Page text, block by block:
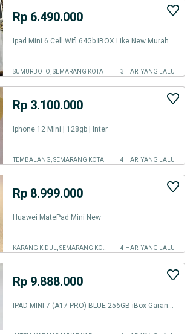
Rp 6.490.000
SUMURBOTO, SEMARANG KOTA 3 HARI YANG LALU
Rp 3.100.000
Iphone 12 Mini | 128gb | Inter
TEMBALANG, SEMARANG KOTA 4 HARI YANG LALU
Rp 8.999.000
Huawei MatePad Mini New
4 HARI YANG LALU
Rp 9.888.000